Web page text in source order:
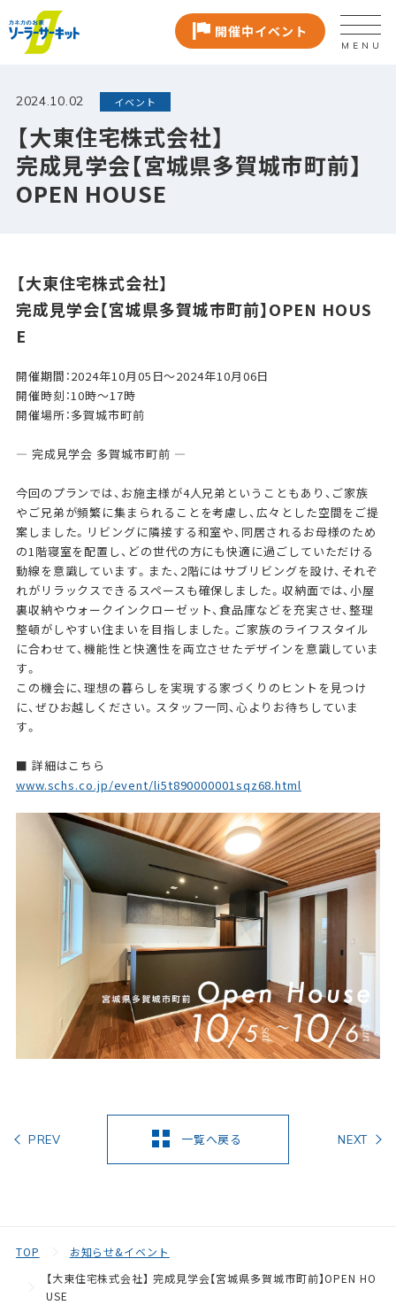
開催中イベント
MENU
2024.10.02 イベント
【大東住宅株式会社】
完成見学会【宮城県多賀城市町前】
OPEN HOUSE
【大東住宅株式会社】
完成見学会【宮城県多賀城市町前】OPEN HOUS
E
開催期間：2024年10月05日～2024年10月06日
開催時刻：10時～17時
開催場所：多賀城市町前
— 完成見学会 多賀城市町前 —
今回のプランでは、お施主様が4人兄弟ということもあり、ご家族
やご兄弟が頻繁に集まられることを考慮し、広々とした空間をご提
案しました。リビングに隣接する和室や、同居されるお母様のため
の1階寝室を配置し、どの世代の方にも快適に過ごしていただける
動線を意識しています。また、2階にはサブリビングを設け、それぞ
れがリラックスできるスペースも確保しました。収納面では、小屋
裏収納やウォークインクローゼット、食品庫などを充実させ、整理
整頓がしやすい住まいを目指しました。ご家族のライフスタイル
に合わせて、機能性と快適性を両立させたデザインを意識していま
す。
この機会に、理想の暮らしを実現する家づくりのヒントを見つけ
に、ぜひお越しください。スタッフ一同、心よりお待ちしていま
す。
■ 詳細はこちら
www.schs.co.jp/event/li5t890000001sqz68.html
PREV 一覧へ戻る NEXT
TOP
お知らせ&イベント
【大東住宅株式会社】 完成見学会【宮城県多賀城市町前】OPEN HO
USE